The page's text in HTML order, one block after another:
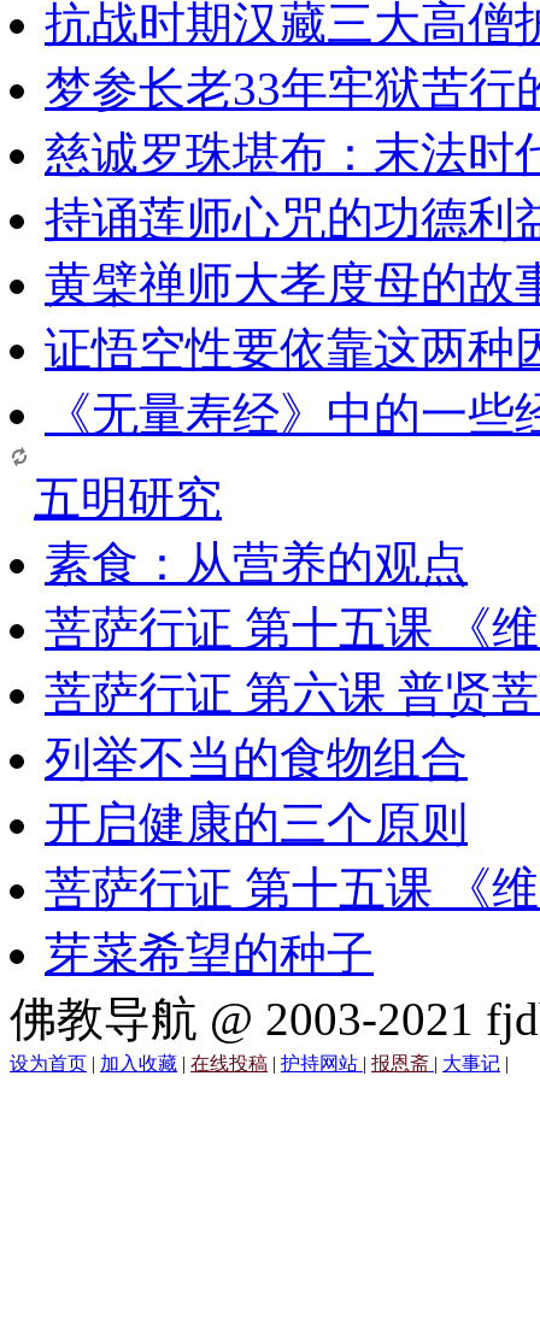
抗战时期汉藏三大高僧
梦参长老33年牢狱苦行
慈诚罗珠堪布：末法时
持诵莲师心咒的功德利
黄檗禅师大孝度母的故
证悟空性要依靠这两种
《无量寿经》中的一些
五明研究
素食：从营养的观点
菩萨行证 第十五课 《
菩萨行证 第六课 普贤
列举不当的食物组合
开启健康的三个原则
菩萨行证 第十五课 《
芽菜希望的种子
佛教导航 @ 2003-2021
设为首页 | 加入收藏 | 在线投稿 | 护持网站 | 报恩斋 | 大事记 |